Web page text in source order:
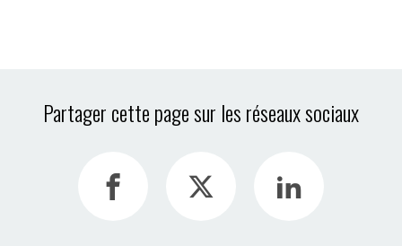
Partager cette page sur les réseaux sociaux